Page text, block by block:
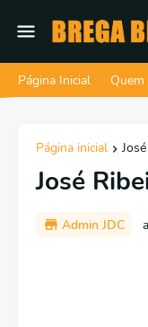
Página Inicial
Página inicial
José
Admin JDC